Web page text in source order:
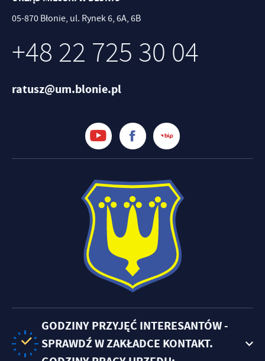
05-870 Błonie, ul. Rynek 6, 6A, 6B
+48 22 725 30 04
ratusz@um.blonie.pl
GODZINY PRZYJĘĆ INTERESANTÓW -
SPRAWDŹ W ZAKŁADCE KONTAKT.